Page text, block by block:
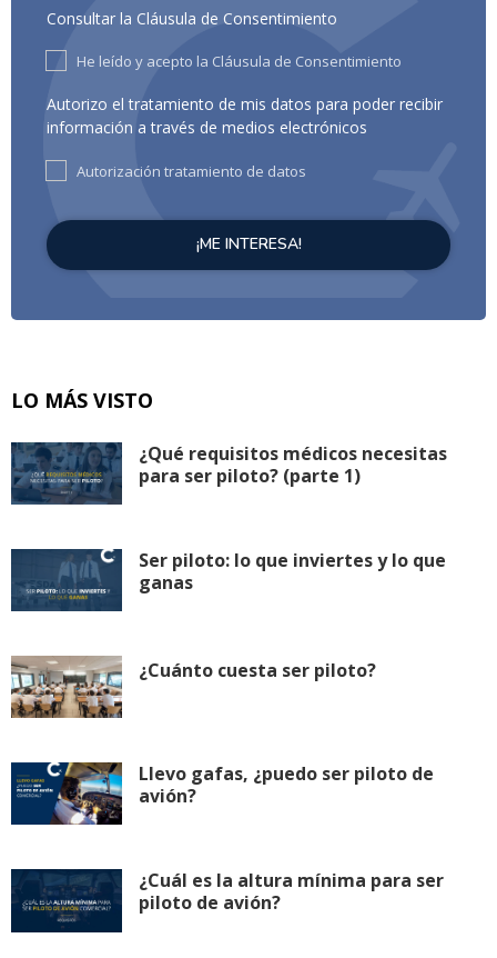
Consultar la Cláusula de Consentimiento
He leído y acepto la Cláusula de Consentimiento
Autorizo el tratamiento de mis datos para poder recibir
información a través de medios electrónicos
Autorización tratamiento de datos
LO MÁS VISTO
¿Qué requisitos médicos necesitas
para ser piloto? (parte 1)
Ser piloto: lo que inviertes y lo que
ganas
¿Cuánto cuesta ser piloto?
Llevo gafas, ¿puedo ser piloto de
avión?
¿Cuál es la altura mínima para ser
piloto de avión?